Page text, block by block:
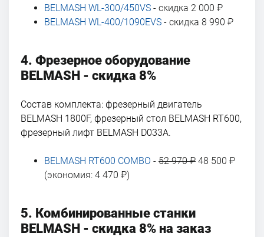
BELMASH WL-300/450VS - скидка 2 000 ₽
BELMASH WL-400/1090EVS - скидка 8 990 ₽
4. Фрезерное оборудование
BELMASH - скидка 8%
Состав комплекта: фрезерный двигатель
BELMASH 1800F, фрезерный стол BELMASH RT600,
фрезерный лифт BELMASH D033A.
BELMASH RT600 COMBO - 52 970 ₽ 48 500 ₽
(экономия: 4 470 ₽)
5. Комбинированные станки
BELMASH - скидка 8% на заказ